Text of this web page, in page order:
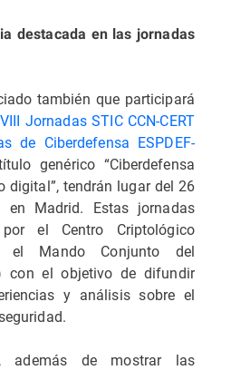
destacada en las jornadas
también que participará
Jornadas STIC CCN-CERT
de Ciberdefensa ESPDEF-
genérico “Ciberdefensa
digital”, tendrán lugar del 26
Madrid. Estas jornadas
el Centro Criptológico
el Mando Conjunto del
con el objetivo de difundir
y análisis sobre el
además de mostrar las